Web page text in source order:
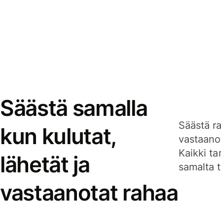
Säästä samalla
kun kulutat,
lähetät ja
vastaanotat rahaa
Säästä
Kaikki
samalta